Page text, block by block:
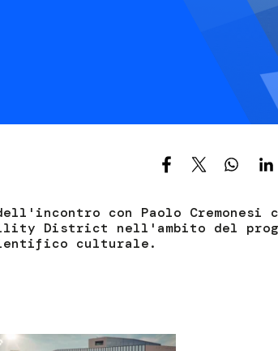
con Paolo Cremonesi
District nell'ambito del
culturale.